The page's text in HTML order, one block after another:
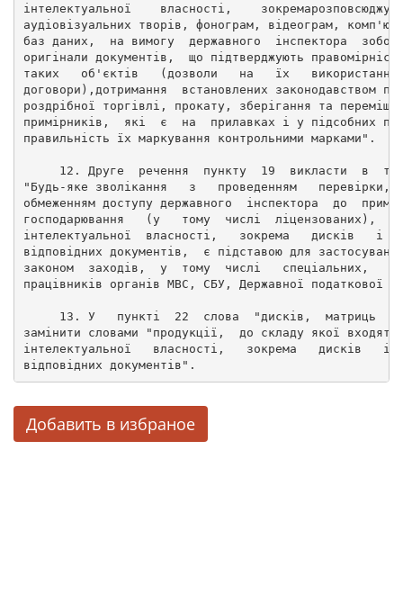
інтелектуальної    власності,
аудіовізуальних творів, фонограм, відеограм,
баз даних,  на вимогу  державного  інспектора
оригінали документів,  що підтверджують
таких   об'єктів   (дозволи   на   їх
договори),дотримання  встановлених законодавством
роздрібної торгівлі, прокату, зберігання та
примірників,  які  є  на  прилавках і у підсобних
правильність їх маркування контрольними марками".
12. Друге  речення  пункту  19  викласти  в
"Будь-яке зволікання   з   проведенням
обмеженням доступу державного  інспектора  до
господарювання   (у   тому  числі  ліцензованих),
інтелектуальної  власності,   зокрема   дисків
відповідних документів,  є підставою для
законом  заходів,  у  тому  числі   спеціальних,
працівників органів МВС, СБУ, Державної податкової
13. У   пункті  22  слова  "дисків,  матриць
замінити словами "продукції,  до складу якої
інтелектуальної   власності,   зокрема   дисків
відповідних документів".
Добавить в избраное